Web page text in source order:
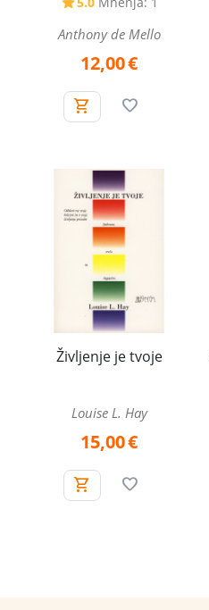
Anthony de Mello
12,00€
Življenje je tvoje
Louise L. Hay
15,00€